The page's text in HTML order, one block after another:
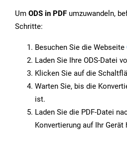
Um ODS in PDF umzuwandeln,
Schritte:
Besuchen Sie die Webseite
Laden Sie Ihre ODS-Datei
Klicken Sie auf die
Warten Sie, bis die
ist.
Laden Sie die PDF-Datei
Konvertierung auf Ihr Gerät